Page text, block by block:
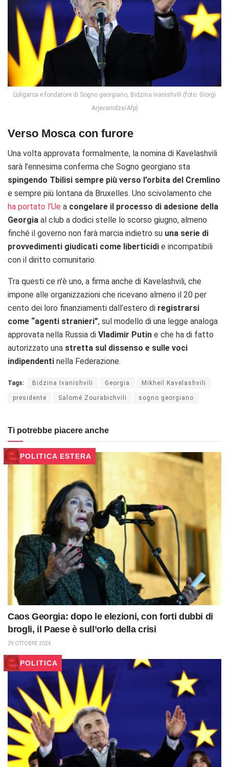
L’oligarca e fondatore di Sogno georgiano, Bidzina Ivanishvili (foto: Giorgi
Arjevanidze/Afp)
Verso Mosca con furore
Una volta approvata formalmente, la nomina di Kavelashvili
sarà l’ennesima conferma che Sogno georgiano sta
spingendo Tbilisi sempre più verso l’orbita del Cremlino
e sempre più lontana da Bruxelles. Uno scivolamento che
ha portato l’Ue a congelare il processo di adesione della
Georgia al club a dodici stelle lo scorso giugno, almeno
finché il governo non farà marcia indietro su una serie di
provvedimenti giudicati come liberticidi e incompatibili
con il diritto comunitario.
Tra questi ce n’è uno, a firma anche di Kavelashvili, che
impone alle organizzazioni che ricevano almeno il 20 per
cento dei loro finanziamenti dall’estero di registrarsi
come “agenti stranieri”, sul modello di una legge analoga
approvata nella Russia di Vladimir Putin e che ha di fatto
autorizzato una stretta sul dissenso e sulle voci
indipendenti nella Federazione.
Tags: Bidzina Ivanishvili Georgia Mikheil Kavelashvili
presidente Salomé Zourabichvili sogno georgiano
Ti potrebbe piacere anche
POLITICA ESTERA
Caos Georgia: dopo le elezioni, con forti dubbi di
brogli, il Paese è sull’orlo della crisi
29 OTTOBRE 2024
POLITICA